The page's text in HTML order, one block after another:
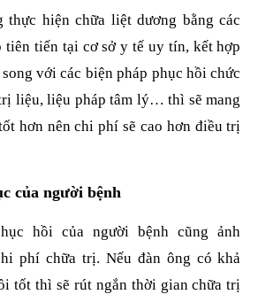
thực hiện chữa liệt dương bằng các
tiên tiến tại cơ sở y tế uy tín, kết hợp
với các biện pháp phục hồi chức
liệu, liệu pháp tâm lý… thì sẽ mang
hơn nên chi phí sẽ cao hơn điều trị
của người bệnh
hồi của người bệnh cũng ảnh
phí chữa trị. Nếu đàn ông có khả
tốt thì sẽ rút ngắn thời gian chữa trị